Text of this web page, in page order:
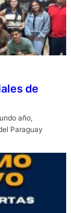
de
año,
Paraguay